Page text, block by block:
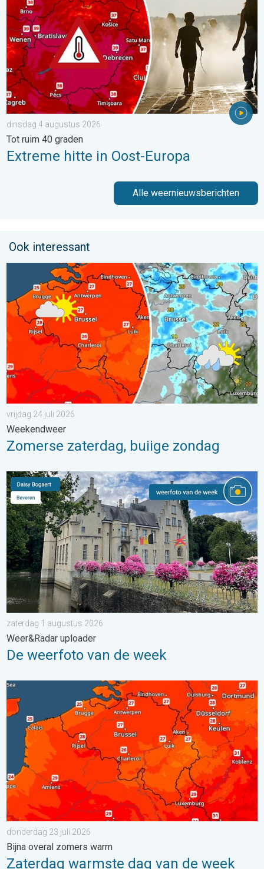
dinsdag 4 augustus 2026
Tot ruim 40 graden
Extreme hitte in Oost-Europa
Alle weernieuwsberichten
Ook interessant
Zomerse zaterdag, buiige zondag. Weekendweer. . . vrijdag
vrijdag 24 juli 2026
Weekendweer
Zomerse zaterdag, buiige zondag
De weerfoto van de week. Weer&Radar uploader. . . zaterdag
zaterdag 1 augustus 2026
Weer&Radar uploader
De weerfoto van de week
Zaterdag warmste dag van de week. Bijna overal zomers
donderdag 23 juli 2026
Bijna overal zomers warm
Zaterdag warmste dag van de week